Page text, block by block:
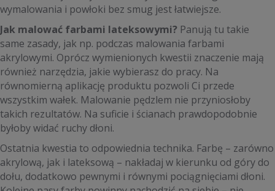
wymalowania i powłoki bez smug jest łatwiejsze.
Jak malować farbami lateksowymi? Panują tu takie
same zasady, jak np. podczas malowania farbami
akrylowymi. Oprócz wymienionych kwestii znaczenie mają
również narzędzia, jakie wybierasz do pracy. Na
równomierną aplikację produktu pozwoli Ci przede
wszystkim wałek. Malowanie pędzlem nie przyniosłoby
takich rezultatów. Na suficie i ścianach prawdopodobnie
byłoby widać ruchy dłoni.
Ostatnia kwestia to odpowiednia technika. Farbę – zarówno
akrylową, jak i lateksową – nakładaj w kierunku od góry do
dołu, dodatkowo pewnymi i równymi pociągnięciami dłoni.